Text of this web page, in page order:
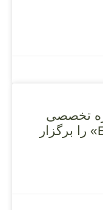
تخصصی
آنلاین «English for MMA» را برگزار